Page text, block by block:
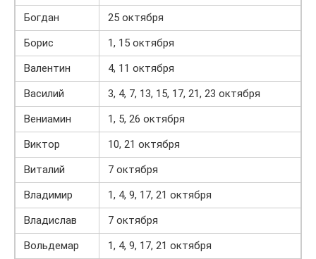
Богдан
25 октября
Борис
1, 15 октября
Валентин
4, 11 октября
Василий
3, 4, 7, 13, 15, 17, 21, 23 октября
Вениамин
1, 5, 26 октября
Виктор
10, 21 октября
Виталий
7 октября
Владимир
1, 4, 9, 17, 21 октября
Владислав
7 октября
Вольдемар
1, 4, 9, 17, 21 октября